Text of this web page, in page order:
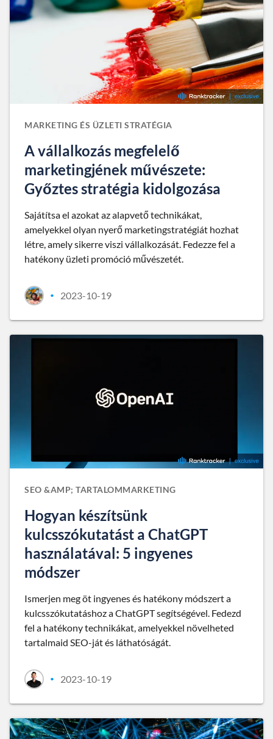
MARKETING ÉS ÜZLETI STRATÉGIA
A vállalkozás megfelelő
marketingjének művészete:
Győztes stratégia kidolgozása
Sajátítsa el azokat az alapvető technikákat,
amelyekkel olyan nyerő marketingstratégiát hozhat
létre, amely sikerre viszi vállalkozását. Fedezze fel a
hatékony üzleti promóció művészetét.
• 2023-10-19
SEO &AMP; TARTALOMMARKETING
Hogyan készítsünk
kulcsszókutatást a ChatGPT
használatával: 5 ingyenes
módszer
Ismerjen meg öt ingyenes és hatékony módszert a
kulcsszókutatáshoz a ChatGPT segítségével. Fedezd
fel a hatékony technikákat, amelyekkel növelheted
tartalmaid SEO-ját és láthatóságát.
• 2023-10-19